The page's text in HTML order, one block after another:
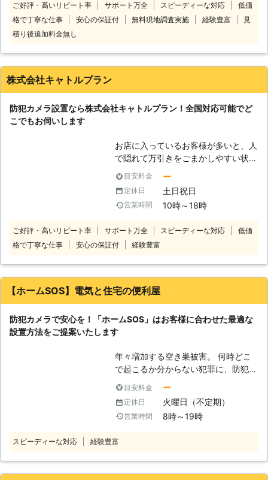
でしたら、是非一度当社までお問合せ
ください。お客様の立場に立ちまし
したら、お気軽にご相談ください。犯
罪は待ってはくれません。事前に犯罪
な生活を送る手助けをいたします。
し、入念に現地調査をおこなってか
ら、お客様に最適なプランをご提示い
寧さが弊社の強みです。 ぜひ弊社HP
ご好評・高いリピート率 サポート万全 スピーディーな対応
低価
格で丁寧な仕事
安心の保証付 無料現地調査実施 経験豊富
見
積り後追加料金無し
株式会社キャトルプラン
防犯カメラ設置なら株式会社キャトルプラン！全国対応可能でど
こでもお伺いします
お店に入っているお客様が多いと、人
で隠れて万引きをごまかしやすい状況
ができます。そのような状況であれ
ば、防犯カメラの目を盗んで万引きを
おこないやすくなるためです。 「万
引きが増えて売り上げが厳しいなあ」
出来たら性能のいい防犯カメラで、万
引きを改善したいもの。そんなときこ
社キャトルプランは、防犯カメラ設置
のご依頼を承っております。 【株式
社キャトルプランにはお客様から選ば
れる強みがございます。 ●豊富な品
犯カメラをご提案いたします 株式会
社キャトルプランの強みは高画質防犯
カメラやネットワーク方式の防犯カメ
ラなどの品揃えが豊富であるというこ
とです。また、防犯カメラの設置から
メンテナンスまでトータルサポートい
あるからこそお客様のご希望に応じた
防犯カメラを設置できますよ。更にメ
ンテナンスにも対応可能なので設置後
目安料金 ー
定休日 土日祝日
営業時間 10時～18時
ご好評・高いリピート率 サポート万全 スピーディーな対応
低価
格で丁寧な仕事
安心の保証付 経験豊富
【ホームSOS】電気と住宅の便利屋
防犯カメラで安心を！「ホームSOS」はお客様に合わせた最適な
設置方法をご提案いたします
年々増加する空き巣被害。 何時どこ
で起こるか分からない犯罪に、防犯カ
「ホームSOS」では防犯カメラ設置の
ご依頼を承っております。 防犯カメ
ラが付いているだけで、空き巣犯は警
す。 空き巣などの犯罪を未然に防ぐ
目安料金 ー
定休日 火曜日（不定期）
営業時間 8時～19時
スピーディーな対応 経験豊富